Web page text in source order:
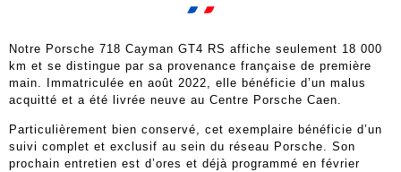
Notre Porsche 718 Cayman GT4 RS affiche seulement 18 000
km et se distingue par sa provenance française de première
main. Immatriculée en août 2022, elle bénéficie d’un malus
acquitté et a été livrée neuve au Centre Porsche Caen.
Particulièrement bien conservé, cet exemplaire bénéficie d’un
suivi complet et exclusif au sein du réseau Porsche. Son
prochain entretien est d’ores et déjà programmé en février